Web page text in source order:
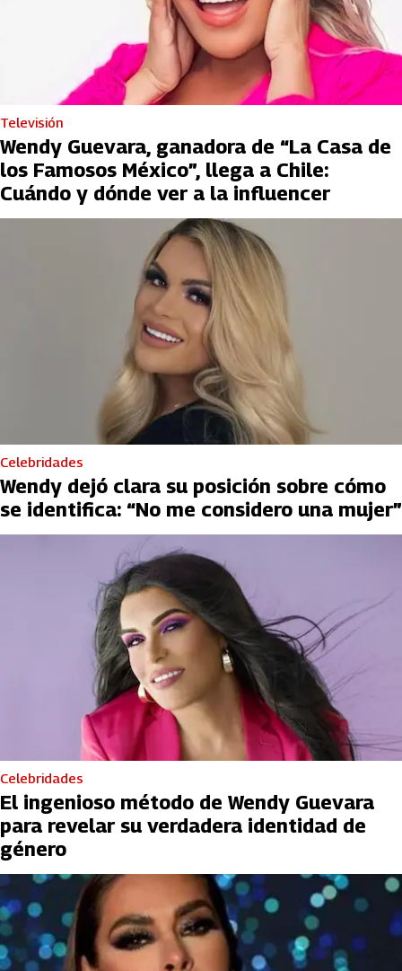
Televisión
Wendy Guevara, ganadora de “La Casa de
los Famosos México”, llega a Chile:
Cuándo y dónde ver a la influencer
Celebridades
Wendy dejó clara su posición sobre cómo
se identifica: “No me considero una mujer”
Celebridades
El ingenioso método de Wendy Guevara
para revelar su verdadera identidad de
género